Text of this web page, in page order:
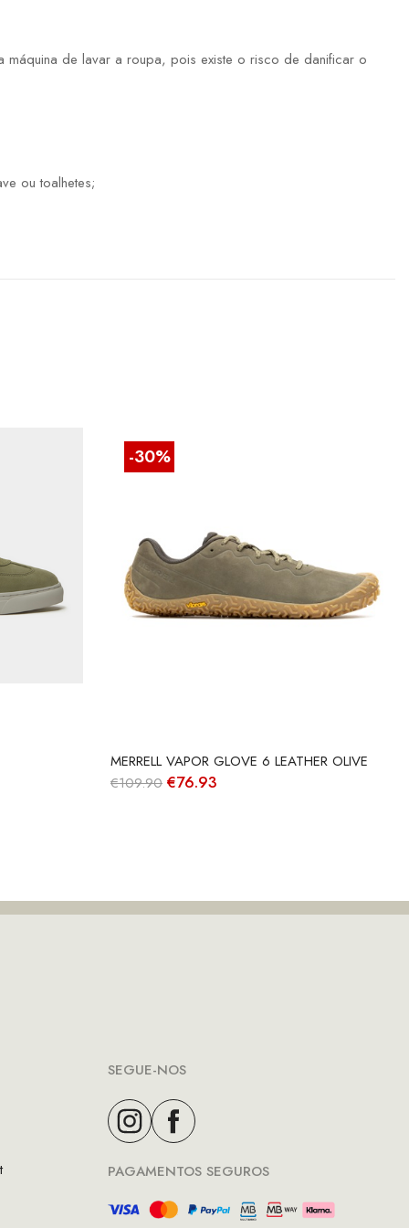
máquina de lavar a roupa, pois existe o risco de danificar o
ou toalhetes;
-30%
MERRELL VAPOR GLOVE 6 LEATHER OLIVE
€109.90 O
€76.93
SEGUE-NOS
PAGAMENTOS SEGUROS